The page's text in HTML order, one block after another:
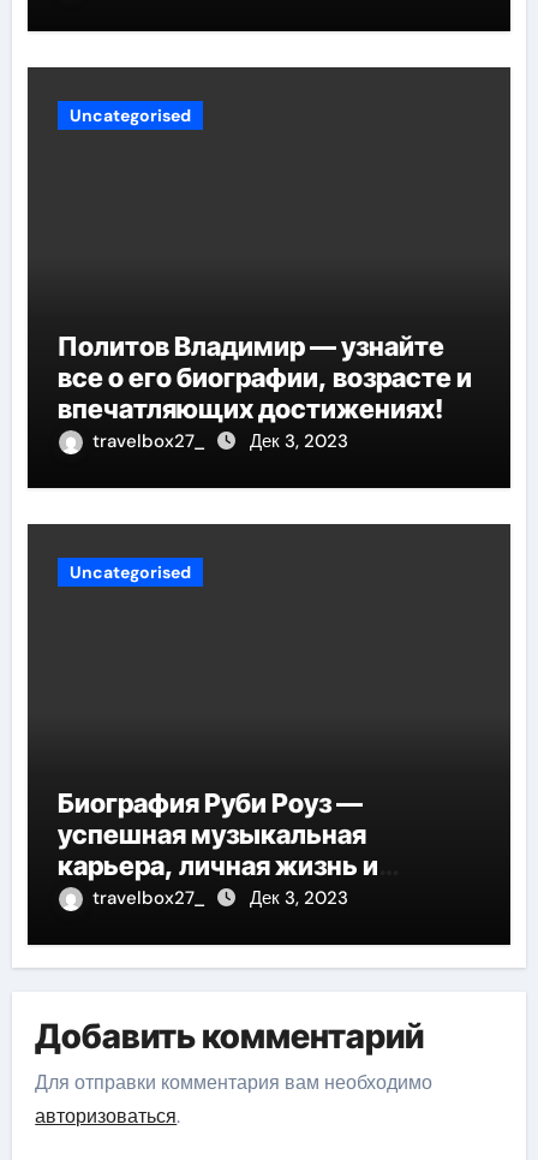
Uncategorised
Политов Владимир — узнайте
все о его биографии, возрасте и
впечатляющих достижениях!
travelbox27_ Дек 3, 2023
Uncategorised
Биография Руби Роуз —
успешная музыкальная
карьера, личная жизнь и
знаковые достижения
travelbox27_ Дек 3, 2023
Добавить комментарий
Для отправки комментария вам необходимо
авторизоваться.